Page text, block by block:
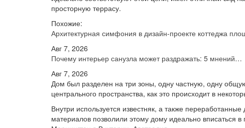
просторную террасу.
Похожие:
Архитектурная симфония в дизайн-проекте коттеджа
Авг 7, 2026
Почему интерьер санузла может раздражать: 5 мнений…
Авг 7, 2026
Дом был разделен на три зоны, одну частную, одну
центрального пространства, как это происходит в
Внутри используется известняк, а также
материалов позволили этому дому идеально вписаться